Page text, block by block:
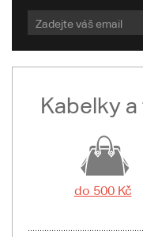
Kabelky
do 500 Kč